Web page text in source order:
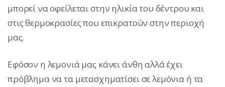
μπορεί να οφείλεται στην ηλικία του δέντρου και
στις θερμοκρασίες που επικρατούν στην περιοχή
μας.
Εφόσον η λεμονιά μας κάνει άνθη αλλά έχει
πρόβλημα να τα μετασχηματίσει σε λεμόνια ή τα